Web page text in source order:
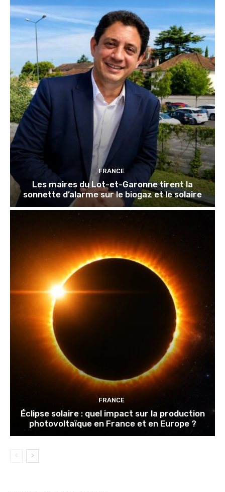
FRANCE
Les maires du Lot-et-Garonne tirent la
sonnette d’alarme sur le biogaz et le solaire
FRANCE
Éclipse solaire : quel impact sur la production
photovoltaïque en France et en Europe ?